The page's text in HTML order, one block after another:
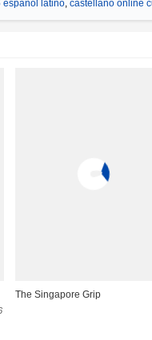
español latino castellano online
The Singapore Grip